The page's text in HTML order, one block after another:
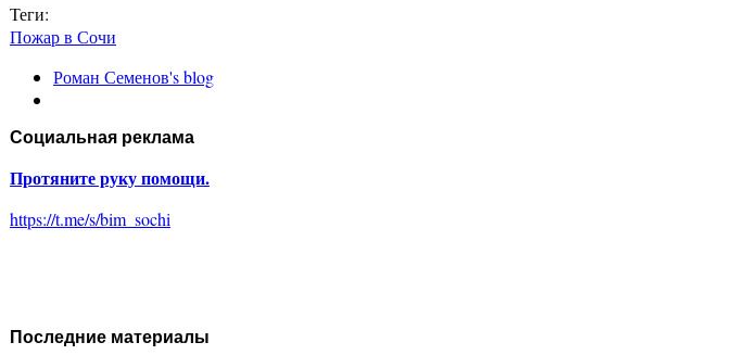
Теги:
Пожар в Сочи
Роман Семенов's blog
Социальная реклама
Протяните руку помощи.
https://t.me/s/bim_sochi
Последние материалы